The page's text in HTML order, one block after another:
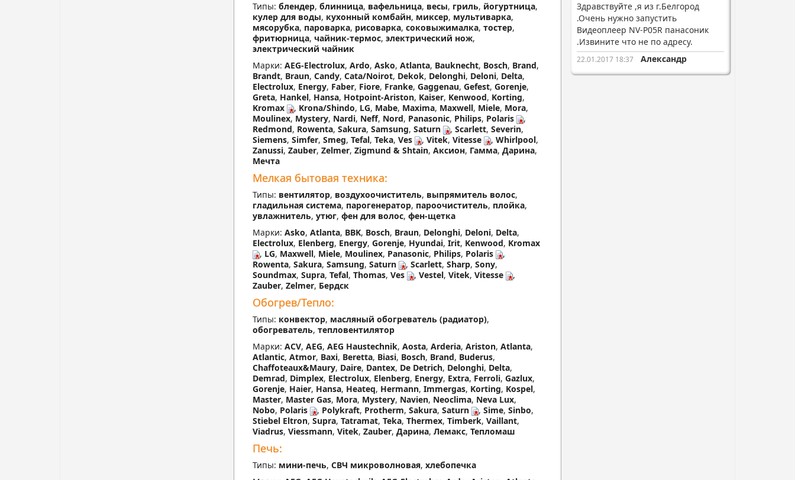
Типы: блендер, блинница, вафельница, весы, гриль, йогуртница,
кулер для воды, кухонный комбайн, миксер, мультиварка,
мясорубка, пароварка, рисоварка, соковыжималка, тостер,
фритюрница, чайник-термос, электрический нож,
электрический чайник
Марки: AEG-Electrolux, Ardo, Asko, Atlanta, Bauknecht, Bosch, Brand,
Brandt, Braun, Candy, Cata/Noirot, Dekok, Delonghi, Deloni, Delta,
Electrolux, Energy, Faber, Fiore, Franke, Gaggenau, Gefest, Gorenje,
Greta, Hankel, Hansa, Hotpoint-Ariston, Kaiser, Kenwood, Korting,
Kromax
, Krona/Shindo, LG, Mabe, Maxima, Maxwell, Miele, Mora,
Moulinex, Mystery, Nardi, Neff, Nord, Panasonic, Philips, Polaris
,
Redmond, Rowenta, Sakura, Samsung, Saturn , Scarlett, Severin,
Siemens, Simfer, Smeg, Tefal, Teka, Ves , Vitek, Vitesse , Whirlpool,
Zanussi, Zauber, Zelmer, Zigmund & Shtain, Аксион, Гамма, Дарина,
Мечта
Мелкая бытовая техника:
Типы: вентилятор, воздухоочиститель, выпрямитель волос,
гладильная система, парогенератор, пароочиститель, плойка,
увлажнитель, утюг, фен для волос, фен-щетка
Марки: Asko, Atlanta, BBK, Bosch, Braun, Delonghi, Deloni, Delta,
Electrolux, Elenberg, Energy, Gorenje, Hyundai, Irit, Kenwood, Kromax
, LG, Maxwell, Miele, Moulinex, Panasonic, Philips, Polaris
,
Rowenta, Sakura, Samsung, Saturn , Scarlett, Sharp, Sony,
Soundmax, Supra, Tefal, Thomas, Ves , Vestel, Vitek, Vitesse
,
Zauber, Zelmer, Бердск
Обогрев/Тепло:
Типы: конвектор, масляный обогреватель (радиатор),
обогреватель, тепловентилятор
Марки: ACV, AEG, AEG Haustechnik, Aosta, Arderia, Ariston, Atlanta,
Atlantic, Atmor, Baxi, Beretta, Biasi, Bosch, Brand, Buderus,
Chaffoteaux&Maury, Daire, Dantex, De Detrich, Delonghi, Delta,
Demrad, Dimplex, Electrolux, Elenberg, Energy, Extra, Ferroli, Gazlux,
Gorenje, Haier, Hansa, Heateq, Hermann, Immergas, Korting, Kospel,
Master, Master Gas, Mora, Mystery, Navien, Neoclima, Neva Lux,
Nobo, Polaris , Polykraft, Protherm, Sakura, Saturn , Sime, Sinbo,
Stiebel Eltron, Supra, Tatramat, Teka, Thermex, Timberk, Vaillant,
Viadrus, Viessmann, Vitek, Zauber, Дарина, Лемакс, Тепломаш
Печь:
Типы: мини-печь, СВЧ микроволновая, хлебопечка
Здравствуйте ,я из г.Белгород
.Очень нужно запустить
Видеоплеер NV-P05R панасоник
.Извините что не по адресу.
22.01.2017 18:37 Александр